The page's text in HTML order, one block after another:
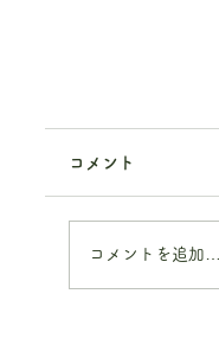
コメント
コメントを追加…